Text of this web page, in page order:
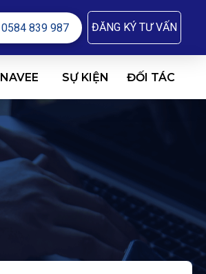
0584 839 987 ĐĂNG KÝ TƯ VẤN
NAVEE SỰ KIỆN ĐỐI TÁC